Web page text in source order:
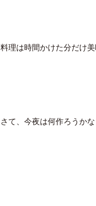
料理は時間かけた分だけ
さて、今夜は何作ろうか